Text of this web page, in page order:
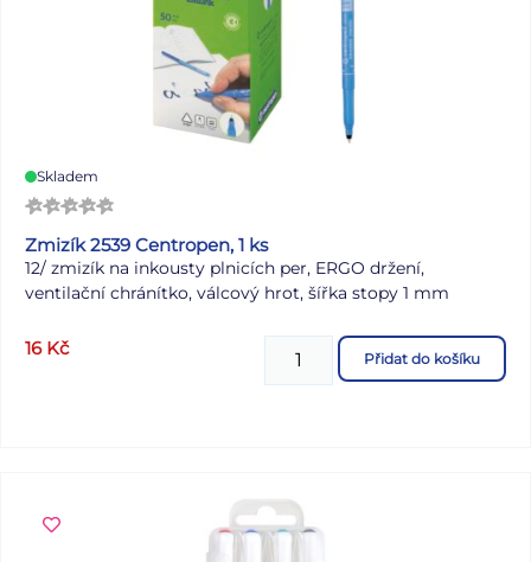
Skladem
Zmizík 2539 Centropen, 1 ks
12/ zmizík na inkousty plnicích per, ERGO držení,
ventilační chránítko, válcový hrot, šířka stopy 1 mm
16 Kč Přidat do košíku